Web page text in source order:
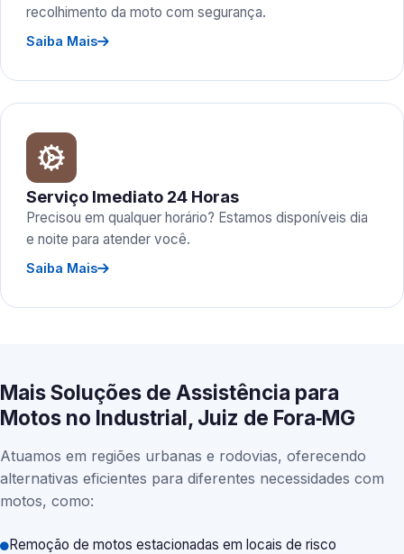
recolhimento da moto com segurança.
Saiba Mais
Serviço Imediato 24 Horas
Precisou em qualquer horário? Estamos disponíveis dia
e noite para atender você.
Saiba Mais
Mais Soluções de Assistência para
Motos no Industrial, Juiz de Fora‑MG
Atuamos em regiões urbanas e rodovias, oferecendo
alternativas eficientes para diferentes necessidades com
motos, como:
Remoção de motos estacionadas em locais de risco